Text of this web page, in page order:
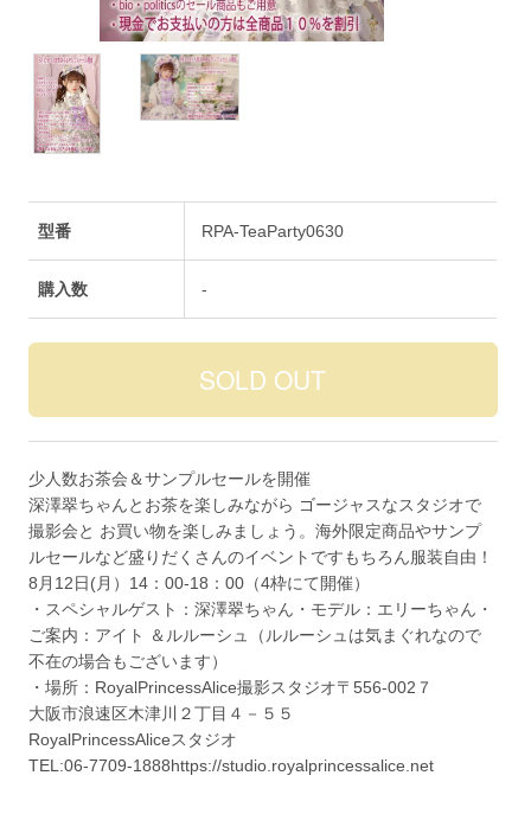
型番 RPA-TeaParty0630
購入数 -
少人数お茶会＆サンプルセールを開催
深澤翠ちゃんとお茶を楽しみながら ゴージャスなスタジオで
撮影会と お買い物を楽しみましょう。海外限定商品やサンプ
ルセールなど盛りだくさんのイベントですもちろん服装自由！
8月12日(月）14：00-18：00（4枠にて開催）
・スペシャルゲスト：深澤翠ちゃん・モデル：エリーちゃん・
ご案内：アイト ＆ルルーシュ（ルルーシュは気まぐれなので
不在の場合もございます）
・場所：RoyalPrincessAlice撮影スタジオ〒556-002７
大阪市浪速区木津川２丁目４－５５
RoyalPrincessAliceスタジオ
TEL:06-7709-1888https://studio.royalprincessalice.net